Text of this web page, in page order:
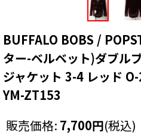
BUFFALO BOBS /
ター-ベルベット)ダブル
ジャケット 3-4 レッド
YM-ZT153
販売価格: 7,700円(税込)